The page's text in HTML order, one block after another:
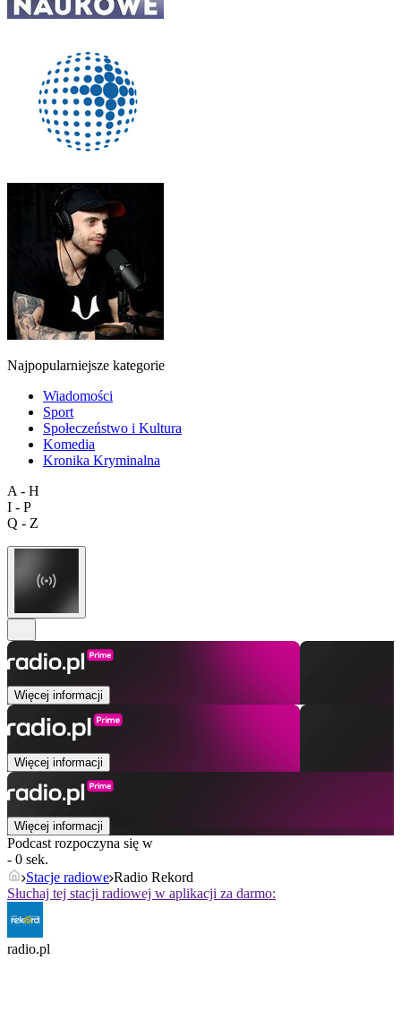
Najpopularniejsze kategorie
Wiadomości
Sport
Społeczeństwo i Kultura
Komedia
Kronika Kryminalna
A - H
I - P
Q - Z
Więcej informacji
Więcej informacji
Więcej informacji
Podcast rozpoczyna się w
- 0 sek.
Stacje radiowe Radio Rekord
Słuchaj tej stacji radiowej w aplikacji za darmo:
radio.pl